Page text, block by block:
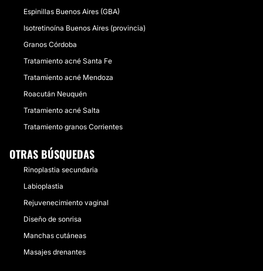
Espinillas Buenos Aires (GBA)
Isotretinoína Buenos Aires (provincia)
Granos Córdoba
Tratamiento acné Santa Fe
Tratamiento acné Mendoza
Roacután Neuquén
Tratamiento acné Salta
Tratamiento granos Corrientes
OTRAS BÚSQUEDAS
Rinoplastia secundaria
Labioplastia
Rejuvenecimiento vaginal
Diseño de sonrisa
Manchas cutáneas
Masajes drenantes